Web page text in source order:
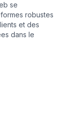
se
robustes
et des
dans le